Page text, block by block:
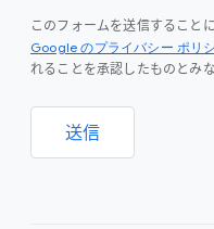
このフォームを送信すること
Google のプライバシー ポリ
れることを承認したものとみな
送信